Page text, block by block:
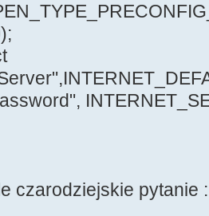
czarodziejskie pytanie :